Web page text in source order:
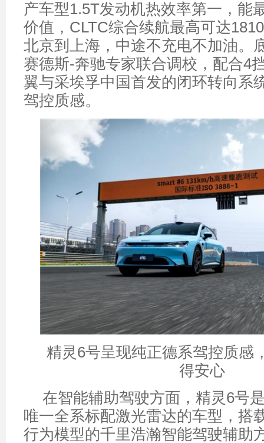
产车型1.5T发动机热效率第一，能
价值，CLTC综合续航最高可达
北京到上海，中途不充电不加油。
赛德斯-奔驰专家联合调校，配合4
翼与采埃孚中国首发的闭环转向系
驾控质感。
精灵6号呈现纯正德系驾控质感
得安心
在智能辅助驾驶方面，精灵6号
唯一全系标配激光雷达的车型，搭
行为模型的千里浩瀚智能驾驶辅助